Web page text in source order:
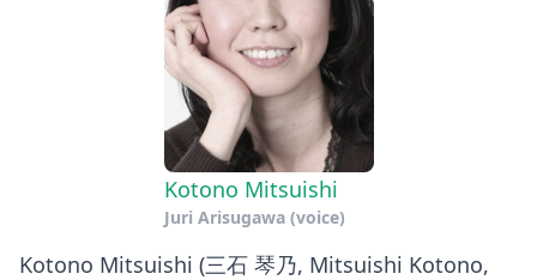
Kotono Mitsuishi
Juri Arisugawa (voice)
Kotono Mitsuishi (三石 琴乃, Mitsuishi Kotono,